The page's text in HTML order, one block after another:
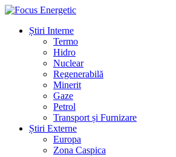
Știri Interne
Termo
Hidro
Nuclear
Regenerabilă
Minerit
Gaze
Petrol
Transport și Furnizare
Știri Externe
Europa
Zona Caspica